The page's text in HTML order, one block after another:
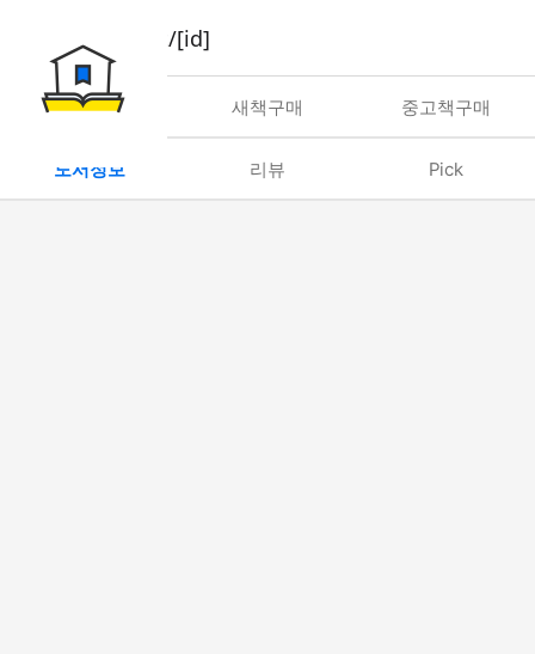
book/rent/[id]
대여 새책구매 중고책구매
도서정보 리뷰 Pick